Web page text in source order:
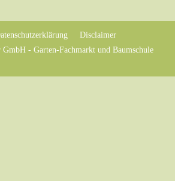
Disclaimer
- Garten-Fachmarkt und Baumschule